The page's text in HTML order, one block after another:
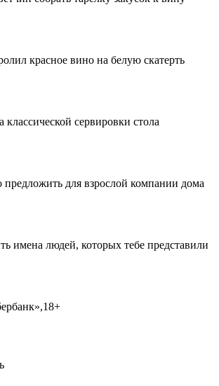
красное вино на белую скатерть
классической сервировки стола
для взрослой компании дома
имена людей, которых тебе представили